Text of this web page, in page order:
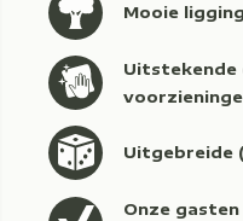
Mooie
Uitstekende
Uitgebreide
Onze